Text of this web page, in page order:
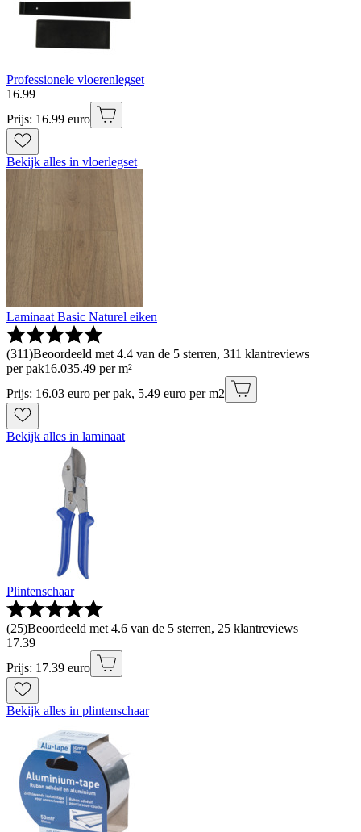
Professionele vloerenlegset
16.99
Prijs: 16.99 euro
Bekijk alles in vloerlegset
Laminaat Basic Naturel eiken
(311)Beoordeeld met 4.4 van de 5 sterren, 311 klantreviews
per pak16.035.49 per m²
Prijs: 16.03 euro per pak, 5.49 euro per m2
Bekijk alles in laminaat
Plintenschaar
(25)Beoordeeld met 4.6 van de 5 sterren, 25 klantreviews
17.39
Prijs: 17.39 euro
Bekijk alles in plintenschaar